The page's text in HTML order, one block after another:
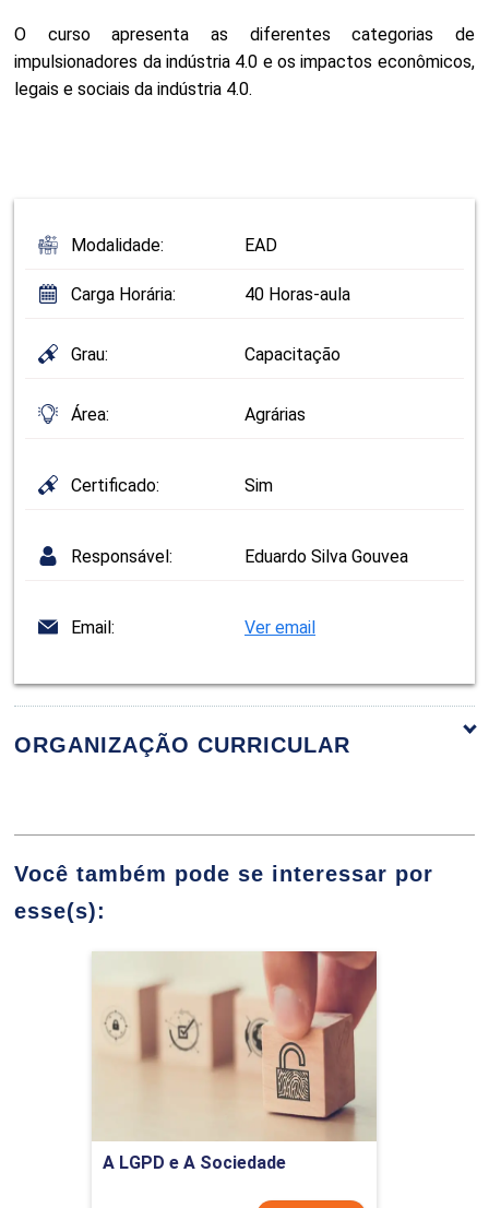
Modalidade: EAD
Carga Horária: 40 Horas-aula
Grau: Capacitação
Área: Agrárias
Certificado: Sim
Responsável: Eduardo Silva Gouvea
Email: Ver email
O curso apresenta as diferentes categorias de
impulsionadores da indústria 4.0 e os impactos econômicos,
legais e sociais da indústria 4.0.
ORGANIZAÇÃO CURRICULAR
Conceitos básicos sobre Internet das
Indústria 4.0: histórico e conceitos
Você também pode se interessar por
esse(s):
A LGPD e A Sociedade
A LGPD e A Sociedade
Detalhes do curso
Comprar Agora